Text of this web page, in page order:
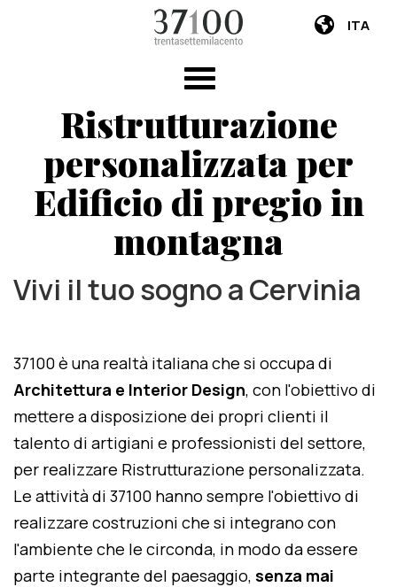
ITA
Ristrutturazione
personalizzata per
Edificio di pregio in
montagna
Vivi il tuo sogno a Cervinia
37100 è una realtà italiana che si occupa di
Architettura e Interior Design, con l'obiettivo di
mettere a disposizione dei propri clienti il
talento di artigiani e professionisti del settore,
per realizzare Ristrutturazione personalizzata.
Le attività di 37100 hanno sempre l'obiettivo di
realizzare costruzioni che si integrano con
l'ambiente che le circonda, in modo da essere
parte integrante del paesaggio, senza mai